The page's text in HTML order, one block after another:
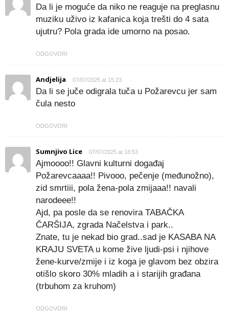
Da li je moguće da niko ne reaguje na preglasnu
muziku uživo iz kafanica koja trešti do 4 sata
ujutru? Pola grada ide umorno na posao.
ODGOVORI
Andjelija 07/07/2025 at 15:23
Da li se juče odigrala tuča u Požarevcu jer sam
čula nesto
ODGOVORI
Sumnjivo Lice 07/07/2025 at 18:53
Ajmoooo!! Glavni kulturni događaj
Požarevcaaaa!! Pivooo, pečenje (međunožno),
zid smrtiii, pola žena-pola zmijaaa!! navali
narodeee!!
Ajd, pa posle da se renovira TABAČKA
ČARŠIJA, zgrada Načelstva i park..
Znate, tu je nekad bio grad..sad je KASABA NA
KRAJU SVETA u kome žive ljudi-psi i njihove
žene-kurve/zmije i iz koga je glavom bez obzira
otišlo skoro 30% mladih a i starijih građana
(trbuhom za kruhom)
ODGOVORI